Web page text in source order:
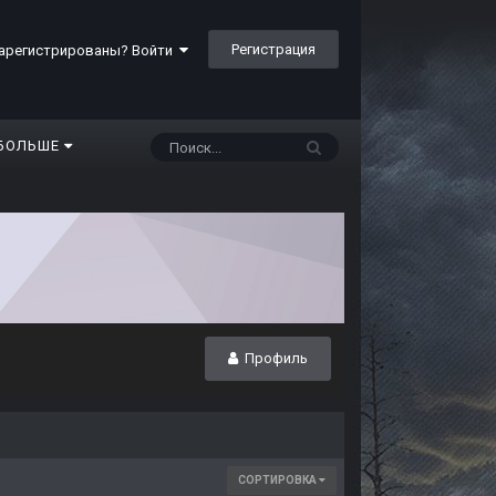
Войти Регистрация
Профиль
СОРТИРОВКА